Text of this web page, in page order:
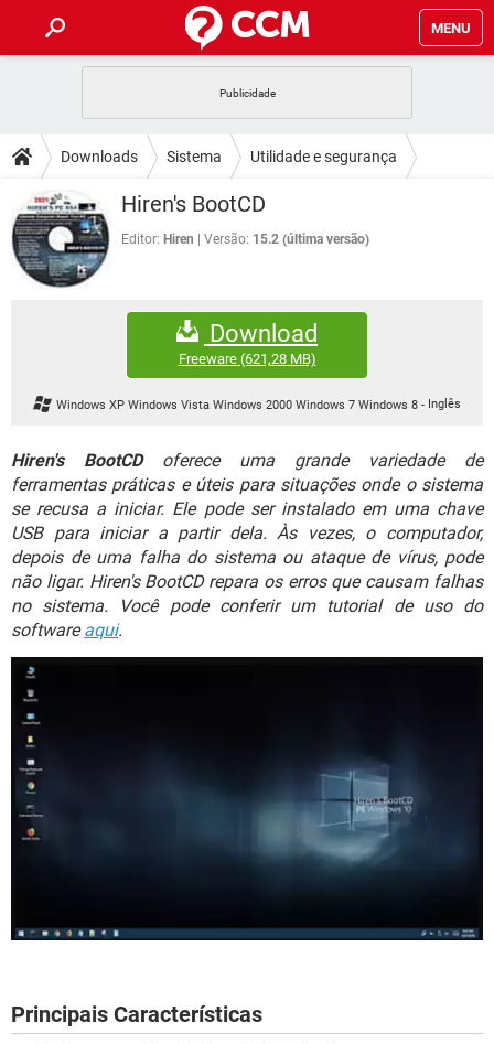
MENU
CELULAR FACEBOOK
OUTLOOK EXCEL
INSTAGRAM GMAIL
GUIA DE COMPRAS
DICAS
JOGOS
CELULAR
OUTLOOK
DOWNLOADS
JOGOS WHATSAPP
CELULAR
EXCEL
GMAIL
FÓRUM
FACEBOOK
EXCEL
INSTAGRAM GMAIL
WHATSAPP
INSTAGRAM GMAIL
GUIA DE COMPRAS
Downloads Sistema Utilidade e segurança
Hiren's BootCD
Editor: Hiren Versão: 15.2 (última versão)
Download
Freeware(621,28 MB)
Windows XP Windows Vista Windows 2000 Windows 7 Windows 8 - Inglês
Hiren's BootCDoferece uma grande variedade de
ferramentas práticas e úteis para situações onde o sistema
se recusa a iniciar. Ele pode ser instalado em uma chave
USB para iniciar a partir dela. Às vezes, o computador,
depois de uma falha do sistema ou ataque de vírus, pode
não ligar. Hiren's BootCD repara os erros que causam falhas
no sistema. Você pode conferir um tutorial de uso do
softwareaqui.
Principais Características